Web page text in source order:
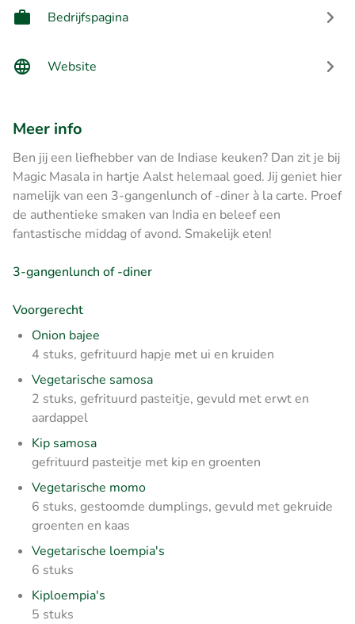
Bedrijfspagina
Website
Meer info
Ben jij een liefhebber van de Indiase keuken? Dan zit je bij
Magic Masala in hartje Aalst helemaal goed. Jij geniet hier
namelijk van een 3-gangenlunch of -diner à la carte. Proef
de authentieke smaken van India en beleef een
fantastische middag of avond. Smakelijk eten!
3-gangenlunch of -diner
Voorgerecht
Onion bajee
4 stuks, gefrituurd hapje met ui en kruiden
Vegetarische samosa
2 stuks, gefrituurd pasteitje, gevuld met erwt en
aardappel
Kip samosa
gefrituurd pasteitje met kip en groenten
Vegetarische momo
6 stuks, gestoomde dumplings, gevuld met gekruide
groenten en kaas
Vegetarische loempia's
6 stuks
Kiploempia's
5 stuks